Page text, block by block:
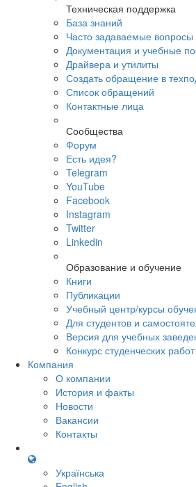
Техническая поддержка
База знаний
Часто задаваемые вопросы
Документация и учебные
Драйвера и утилиты
Создать обращение в
Список обращений
Контактные лица
Сообщества
Форум
Есть идея?
Telegram
YouTube
Facebook
Instagram
Twitter
Linkedin
Образование и обучение
Книги
Публикации
Учебный центр/курсы
Для студентов и
Версия для учебных
Конкурс студенческих работ
Компания
О компании
История и факты
Новости
Вакансии
Контакты
Українська